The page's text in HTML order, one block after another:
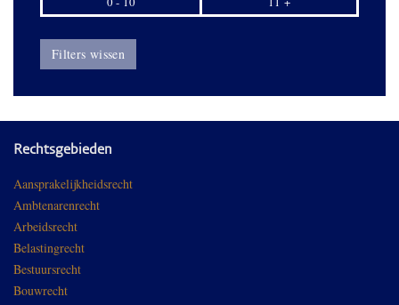
Filters wissen
Rechtsgebieden
Aansprakelijkheidsrecht
Ambtenarenrecht
Arbeidsrecht
Belastingrecht
Bestuursrecht
Bouwrecht